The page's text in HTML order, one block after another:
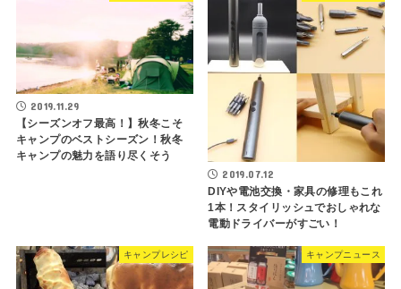
2019.11.29
【シーズンオフ最高！】秋冬こそ
キャンプのベストシーズン！秋冬
キャンプの魅力を語り尽くそう
2019.07.12
DIYや電池交換・家具の修理もこれ
1本！スタイリッシュでおしゃれな
電動ドライバーがすごい！
キャンプレシピ キャンプニュース